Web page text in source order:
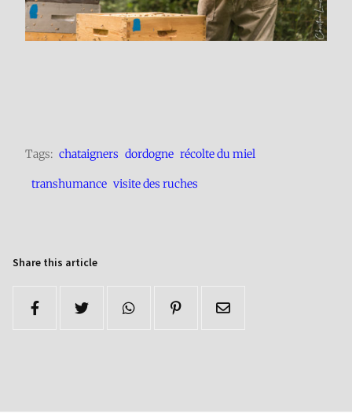
Tags: chataigners dordogne récolte du miel
transhumance visite des ruches
Share this article